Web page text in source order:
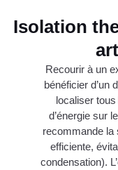
Isolation
Recourir à un
bénéficier d’un
localiser
d’énergie sur
recommande la
efficiente,
condensation).